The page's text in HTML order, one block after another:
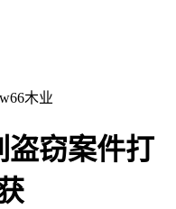
木业
盗窃案件打